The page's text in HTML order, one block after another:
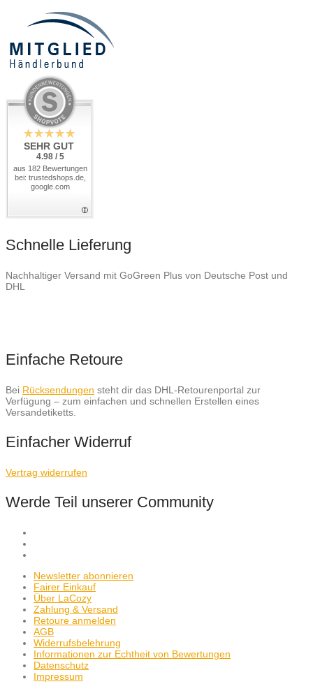
SEHR GUT
4.98 / 5
aus 182 Bewertungen
bei: trustedshops.de,
google.com
Schnelle Lieferung
Nachhaltiger Versand mit GoGreen Plus von Deutsche Post und
DHL
Einfache Retoure
Bei Rücksendungen steht dir das DHL-Retourenportal zur
Verfügung – zum einfachen und schnellen Erstellen eines
Versandetiketts.
Einfacher Widerruf
Vertrag widerrufen
Werde Teil unserer Community
Newsletter abonnieren
Fairer Einkauf
Über LaCozy
Zahlung & Versand
Retoure anmelden
AGB
Widerrufsbelehrung
Informationen zur Echtheit von Bewertungen
Datenschutz
Impressum